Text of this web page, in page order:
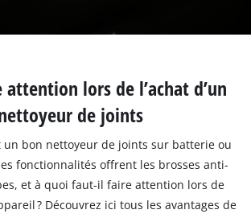
lors de l’achat d’un
de joints
un bon nettoyeur de joints sur batterie ou
fonctionnalités offrent les brosses anti-
et à quoi faut-il faire attention lors de
? Découvrez ici tous les avantages de